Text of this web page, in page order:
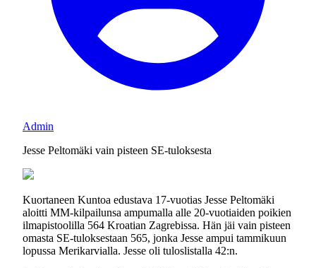
Admin
Jesse Peltomäki vain pisteen SE-tuloksesta
Kuortaneen Kuntoa edustava 17-vuotias Jesse Peltomäki
aloitti MM-kilpailunsa ampumalla alle 20-vuotiaiden poikien
ilmapistoolilla 564 Kroatian Zagrebissa. Hän jäi vain pisteen
omasta SE-tuloksestaan 565, jonka Jesse ampui tammikuun
lopussa Merikarvialla. Jesse oli tuloslistalla 42:n.